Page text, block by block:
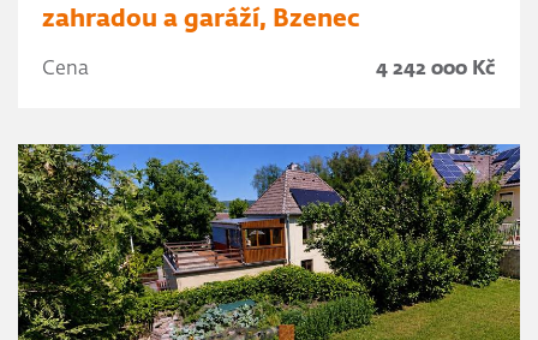
zahradou a garáží, Bzenec
Cena 4 242 000 Kč